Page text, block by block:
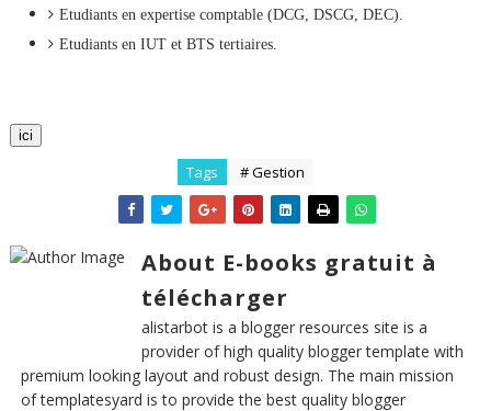
Etudiants en expertise comptable (DCG, DSCG, DEC).
Etudiants en IUT et BTS tertiaires.
ici
Tags # Gestion
About E-books gratuit à
télécharger
alistarbot is a blogger resources site is a
provider of high quality blogger template with
premium looking layout and robust design. The main mission
of templatesyard is to provide the best quality blogger